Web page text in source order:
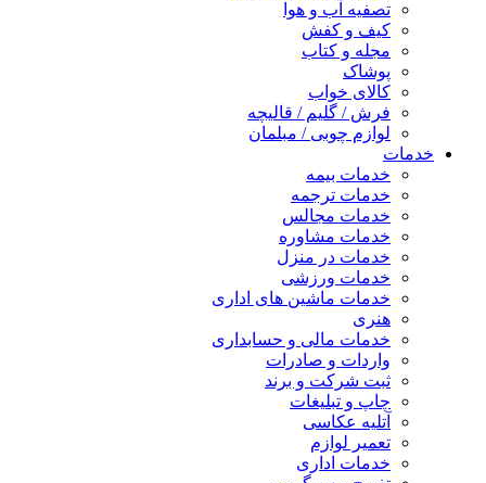
تصفیه آب و هوا
کیف و کفش
مجله و کتاب
پوشاک
کالای خواب
فرش / گلیم / قالیچه
لوازم چوبی / مبلمان
خدمات
خدمات بیمه
خدمات ترجمه
خدمات مجالس
خدمات مشاوره
خدمات در منزل
خدمات ورزشی
خدمات ماشین های اداری
هنری
خدمات مالی و حسابداری
واردات و صادرات
ثبت شرکت و برند
چاپ و تبلیغات
آتلیه عکاسی
تعمیر لوازم
خدمات اداری